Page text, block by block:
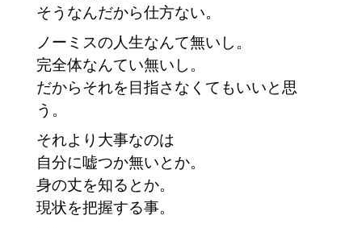
そうなんだから仕方ない。
ノーミスの人生なんて無いし。
完全体なんてい無いし。
だからそれを目指さなくてもいいと思
う。
それより大事なのは
自分に嘘つか無いとか。
身の丈を知るとか。
現状を把握する事。